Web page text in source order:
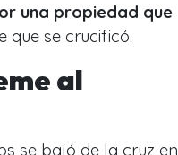
una propiedad que
que se crucificó.
al
se bajó de la cruz en